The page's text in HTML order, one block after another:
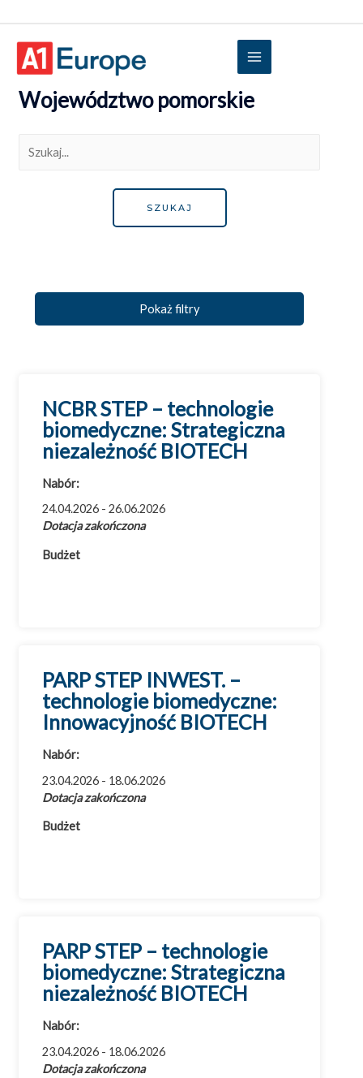
Województwo pomorskie
Pokaż filtry
Wszystkie dotacje
Badania i rozwój (B+R)
Cyfryzacja
Efektywność energetyczna
Eksport
Innowacje
Województwo kujawsko-pomorskie
Województwo opolskie
Województwo podkarpackie
Województwo podlaskie
Województwo pomorskie
Województwo świętokrzyskie
NCBR STEP – technologie
biomedyczne: Strategiczna
niezależność BIOTECH
Nabór:
24.04.2026 - 26.06.2026
Dotacja zakończona
Budżet
PARP STEP INWEST. –
technologie biomedyczne:
Innowacyjność BIOTECH
Nabór:
23.04.2026 - 18.06.2026
Dotacja zakończona
Budżet
PARP STEP – technologie
biomedyczne: Strategiczna
niezależność BIOTECH
Nabór:
23.04.2026 - 18.06.2026
Dotacja zakończona